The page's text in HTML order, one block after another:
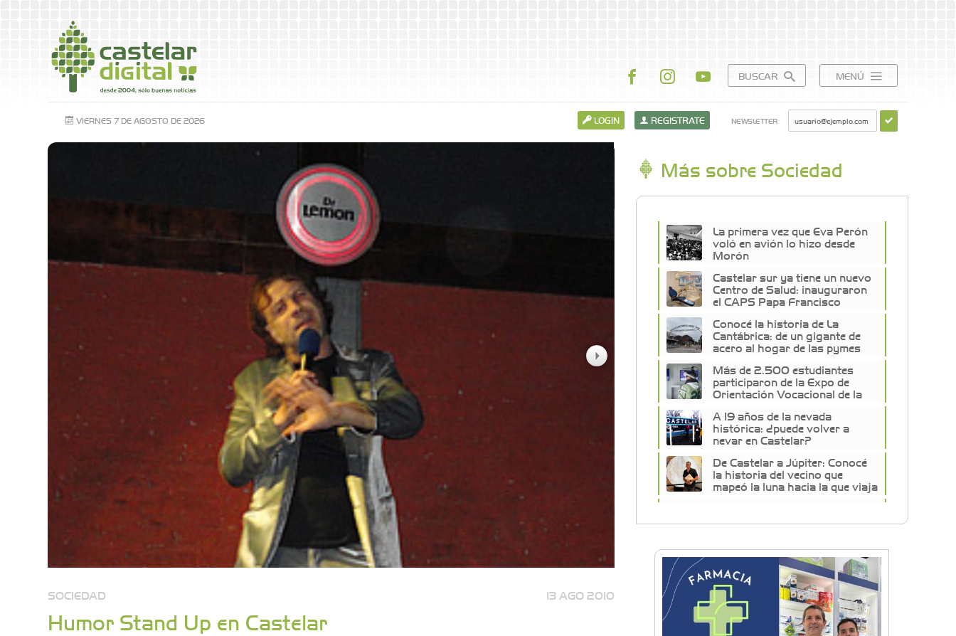
BUSCAR MENÚ
VIERNES 7 DE AGOSTO DE 2026 LOGIN REGISTRATE NEWSLETTER
SOCIEDAD 13 AGO 2010
Humor Stand Up en Castelar
Más sobre Sociedad
La primera vez que Eva Perón
voló en avión lo hizo desde
Morón
Castelar sur ya tiene un nuevo
Centro de Salud: inauguraron
el CAPS Papa Francisco
Conocé la historia de La
Cantábrica: de un gigante de
acero al hogar de las pymes
Más de 2.500 estudiantes
participaron de la Expo de
Orientación Vocacional de la
A 19 años de la nevada
histórica: ¿puede volver a
nevar en Castelar?
De Castelar a Júpiter: Conocé
la historia del vecino que
mapeó la luna hacia la que viaja
décadas de odontología en
Emiliano Brancciari inauguró
"El Banquito de Norita", el
nuevo ciclo cultural de la Casa
Museo Nora Cortiñas
No funcionará el Ferrocarril
Sarmiento por cuatro días